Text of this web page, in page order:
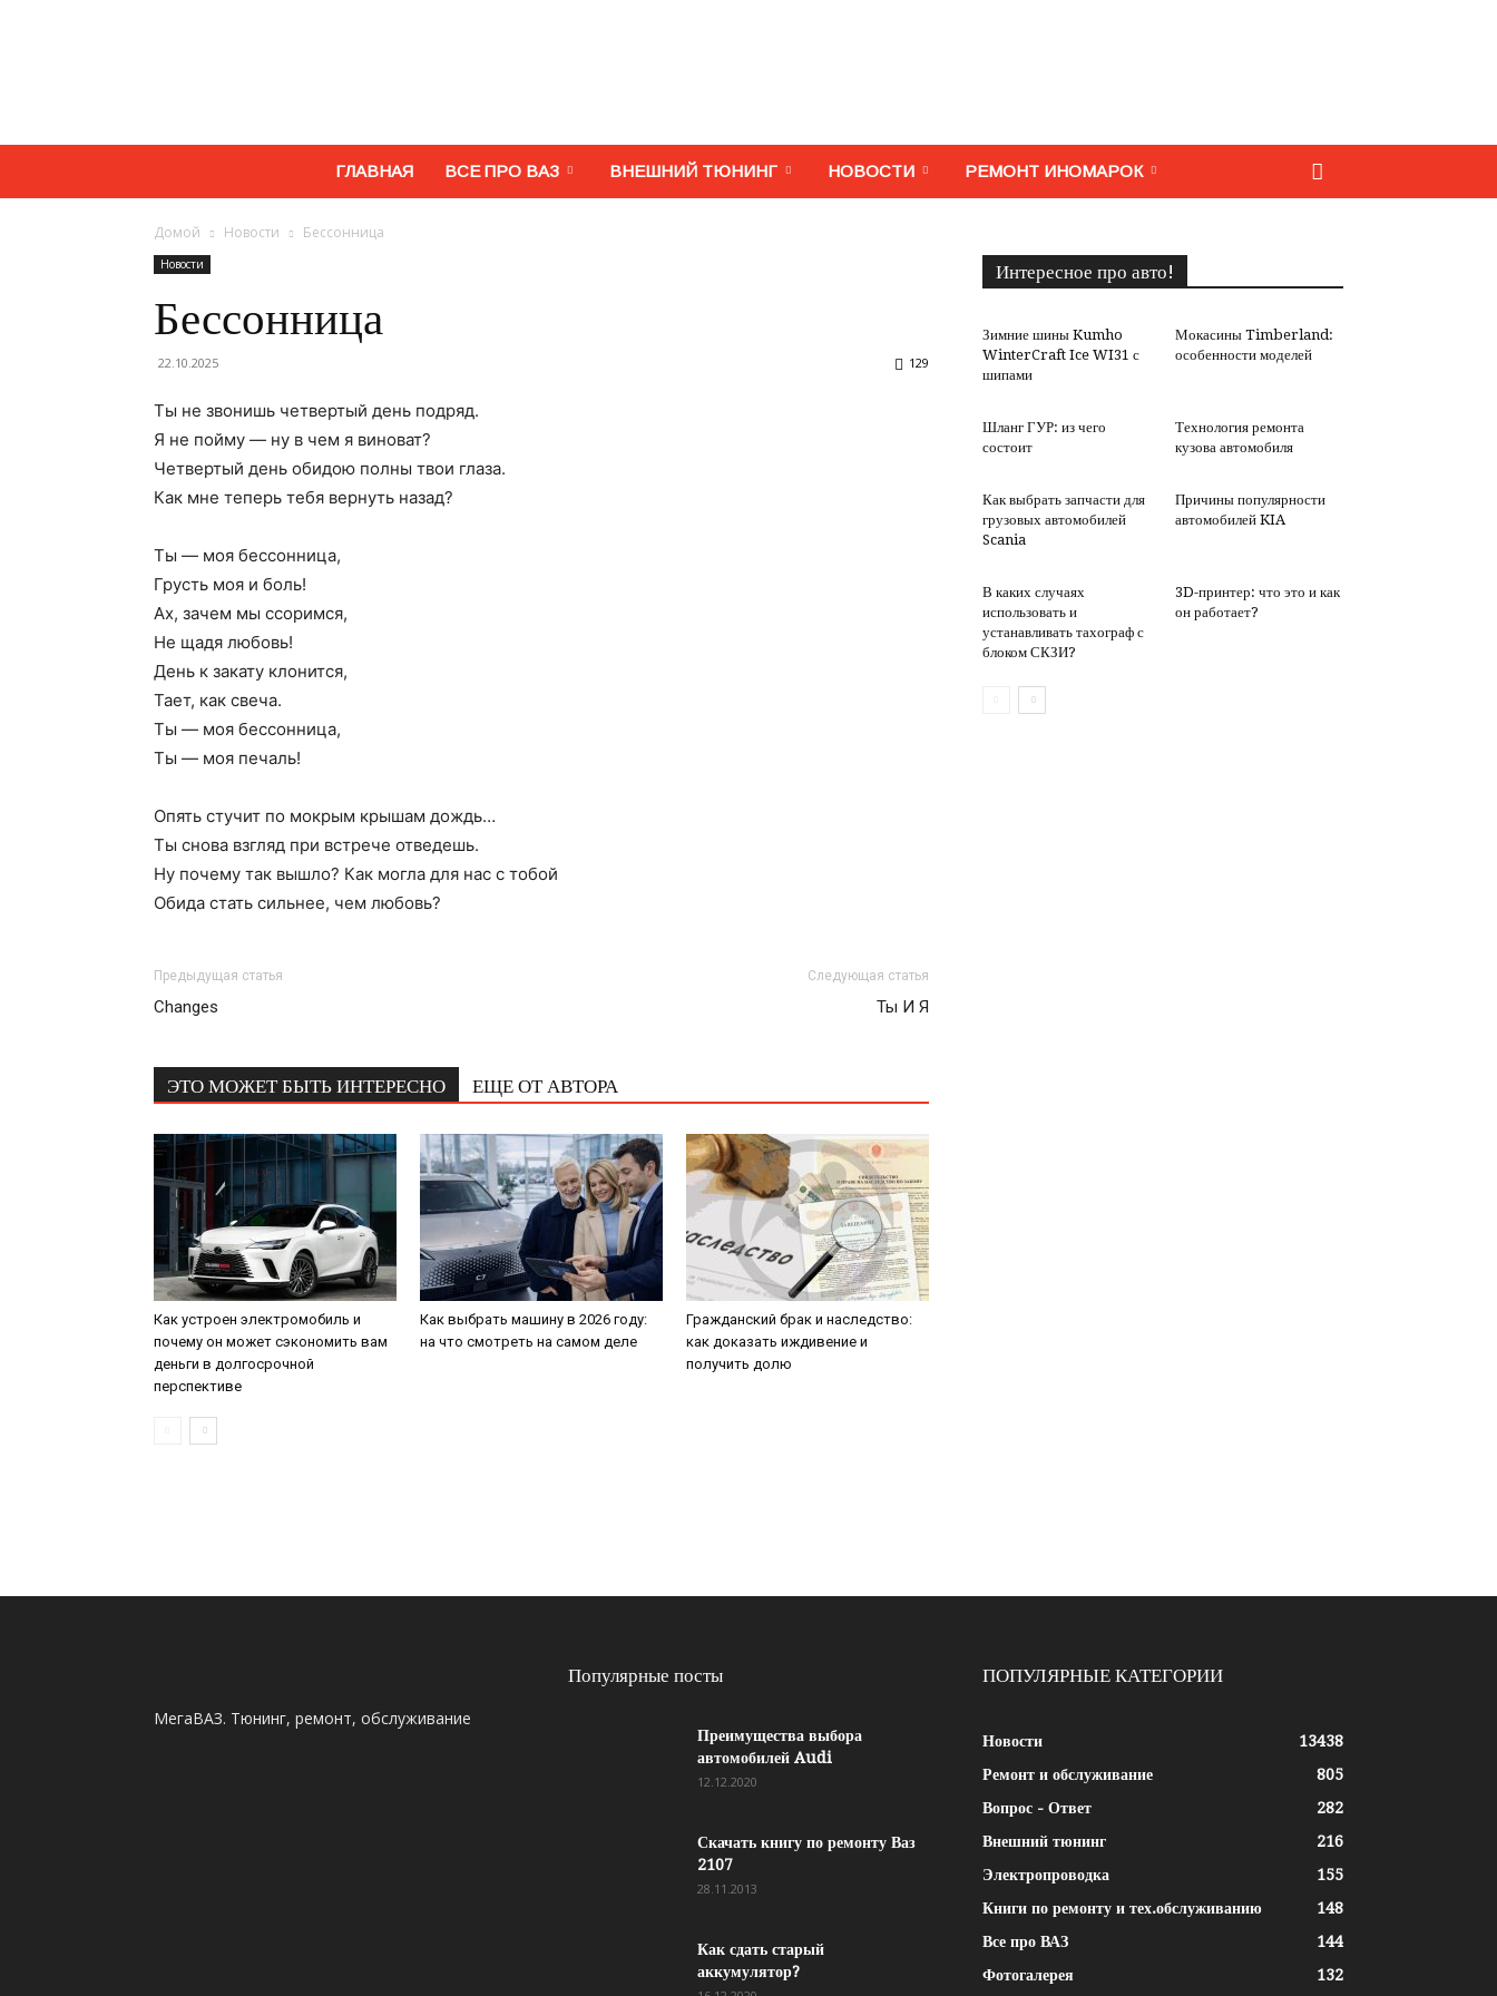
МегаВАЗ.
ГЛАВНАЯ ВСЕ ПРО ВАЗ ВНЕШНИЙ ТЮНИНГ НОВОСТИ РЕМОНТ ИНОМАРОК
Домой Новости Бессонница
Новости
Бессонница
22.10.2025 129
Ты не звонишь четвертый день подряд.
Я не пойму — ну в чем я виноват?
Четвертый день обидою полны твои глаза.
Как мне теперь тебя вернуть назад?
Ты — моя бессонница,
Грусть моя и боль!
Ах, зачем мы ссоримся,
Не щадя любовь!
День к закату клонится,
Тает, как свеча.
Ты — моя бессонница,
Ты — моя печаль!
Опять стучит по мокрым крышам дождь…
Ты снова взгляд при встрече отведешь.
Ну почему так вышло? Как могла для нас с тобой
Обида стать сильнее, чем любовь?
Предыдущая статья
Changes
Следующая статья
Ты И Я
ЭТО МОЖЕТ БЫТЬ ИНТЕРЕСНО ЕЩЕ ОТ АВТОРА
Как устроен электромобиль и
почему он может сэкономить вам
деньги в долгосрочной
перспективе
Как выбрать машину в 2026 году:
на что смотреть на самом деле
Гражданский брак и наследство:
как доказать иждивение и
получить долю
Интересное про авто!
Зимние шины Kumho
WinterCraft Ice WI31 с
шипами
Мокасины Timberland:
особенности моделей
Шланг ГУР: из чего
состоит
Технология ремонта
кузова автомобиля
Как выбрать запчасти для
грузовых автомобилей
Scania
Причины популярности
автомобилей KIA
В каких случаях
использовать и
устанавливать тахограф с
блоком СКЗИ?
3D-принтер: что это и как
он работает?
МегаВАЗ. Тюнинг, ремонт, обслуживание
Популярные посты
Преимущества выбора
автомобилей Audi
12.12.2020
Скачать книгу по ремонту Ваз
2107
28.11.2013
Как сдать старый
аккумулятор?
ПОПУЛЯРНЫЕ КАТЕГОРИИ
Новости
13438
Ремонт и обслуживание
805
Вопрос - Ответ
282
Внешний тюнинг
216
Электропроводка
155
Книги по ремонту и тех.обслуживанию
148
Все про ВАЗ
144
Фотогалерея
132